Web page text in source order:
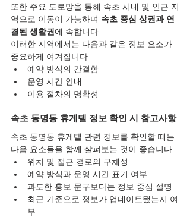
또한 주요 도로망을 통해 속초 시내 및 인근 지
역으로 이동이 가능하며 속초 중심 상권과 연
결된 생활권에 속합니다.
이러한 지역에서는 다음과 같은 정보 요소가
중요하게 여겨집니다.
예약 방식의 간결함
운영 시간 안내
이용 절차의 명확성
속초 동명동 휴게텔 정보 확인 시 참고사항
속초 동명동 휴게텔 관련 정보를 확인할 때는
다음 요소들을 함께 살펴보는 것이 좋습니다.
위치 및 접근 경로의 구체성
예약 방식과 운영 시간 표기 여부
과도한 홍보 문구보다는 정보 중심 설명
최근 기준으로 정보가 업데이트됐는지 여
부